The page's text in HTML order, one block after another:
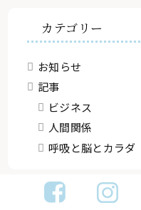
カテゴリー
お知らせ
記事
ビジネス
人間関係
呼吸と脳とカラダ